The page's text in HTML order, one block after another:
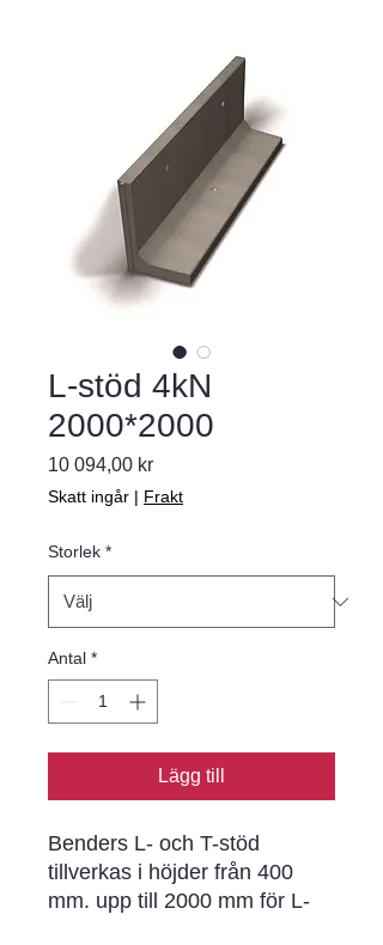
L-stöd 4kN
2000*2000
10 094,00 krPris
Skatt ingår | Frakt
Storlek *
Antal *
Lägg till
Benders L- och T-stöd
tillverkas i höjder från 400
mm. upp till 2000 mm för L-